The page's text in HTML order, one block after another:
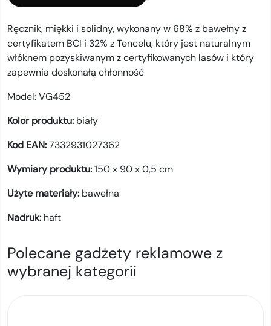
Ręcznik, miękki i solidny, wykonany w 68% z bawełny z
certyfikatem BCI i 32% z Tencelu, który jest naturalnym
włóknem pozyskiwanym z certyfikowanych lasów i który
zapewnia doskonałą chłonność
Model:VG452
Kolor produktu: biały
Kod EAN:7332931027362
Wymiary produktu:150 x 90 x 0,5 cm
Użyte materiały: bawełna
Nadruk: haft
Polecane gadżety reklamowe z
wybranej kategorii